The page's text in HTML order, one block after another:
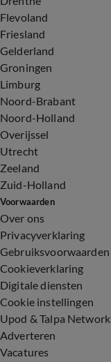
Flevoland
Friesland
Gelderland
Groningen
Limburg
Noord-Brabant
Noord-Holland
Overijssel
Utrecht
Zeeland
Zuid-Holland
Voorwaarden
Over ons
Privacyverklaring
Gebruiksvoorwaarden
Cookieverklaring
Digitale diensten
Cookie instellingen
Upod & Talpa Network
Adverteren
Vacatures